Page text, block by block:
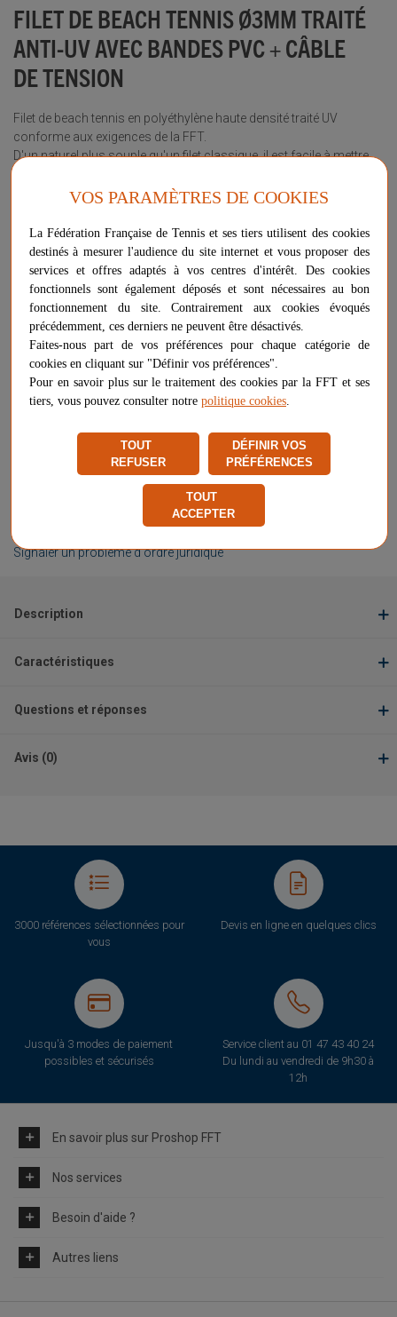
FILET DE BEACH TENNIS Ø3MM TRAITÉ
ANTI-UV AVEC BANDES PVC + CÂBLE
DE TENSION
Filet de beach tennis en polyéthylène haute densité traité UV
conforme aux exigences de la FFT.
D'un naturel plus souple qu'un filet classique, il est facile à mettre
Le pourtour du filet est équipé de bandes PVC jaunes pour une
Dimensions : 9m x 1.07m
Livré avec câble de tension en acier.
Plus d'informations sur ce produit
Voir les questions / réponses
114,00 €
- +
AJOUTER AU PANIER
Livraison gratuite
entre le 17/08 et le 18/08
Sodex International
Signaler un problème d'ordre juridique
Description
Caractéristiques
Questions et réponses
Avis (0)
3000 références sélectionnées pour
vous
Devis en ligne en quelques clics
Jusqu'à 3 modes de paiement
possibles et sécurisés
Service client au 01 47 43 40 24
Du lundi au vendredi de 9h30 à
12h
En savoir plus sur Proshop FFT
Nos services
Besoin d'aide ?
Autres liens
VOS PARAMÈTRES DE COOKIES
La Fédération Française de Tennis et ses tiers utilisent des cookies
destinés à mesurer l'audience du site internet et vous proposer des
services et offres adaptés à vos centres d'intérêt. Des cookies
fonctionnels sont également déposés et sont nécessaires au bon
fonctionnement du site. Contrairement aux cookies évoqués
précédemment, ces derniers ne peuvent être désactivés.
Faites-nous part de vos préférences pour chaque catégorie de
cookies en cliquant sur "Définir vos préférences".
Pour en savoir plus sur le traitement des cookies par la FFT et ses
tiers, vous pouvez consulter notre politique cookies.
TOUT
REFUSER
DÉFINIR VOS
PRÉFÉRENCES
TOUT
ACCEPTER